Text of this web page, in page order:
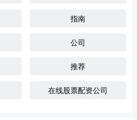
指南
公司
推荐
在线股票配资公司